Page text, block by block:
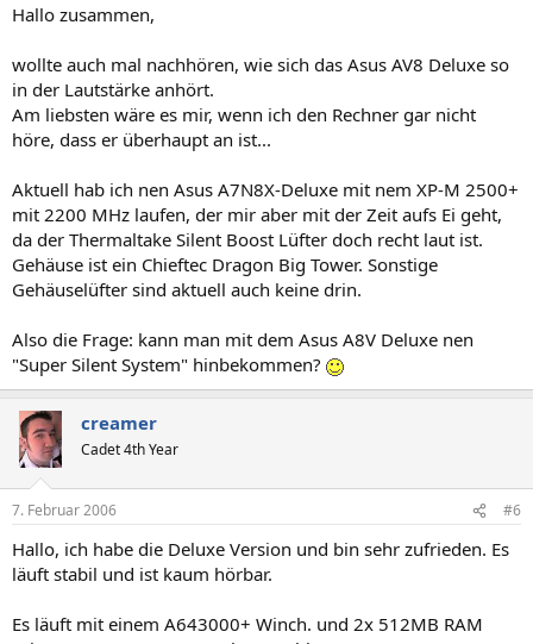
Hallo zusammen,
wollte auch mal nachhören, wie sich das Asus AV8 Deluxe so
in der Lautstärke anhört.
Am liebsten wäre es mir, wenn ich den Rechner gar nicht
höre, dass er überhaupt an ist...
Aktuell hab ich nen Asus A7N8X-Deluxe mit nem XP-M 2500+
mit 2200 MHz laufen, der mir aber mit der Zeit aufs Ei geht,
da der Thermaltake Silent Boost Lüfter doch recht laut ist.
Gehäuse ist ein Chieftec Dragon Big Tower. Sonstige
Gehäuselüfter sind aktuell auch keine drin.
Also die Frage: kann man mit dem Asus A8V Deluxe nen
"Super Silent System" hinbekommen?
creamer
Cadet 4th Year
7. Februar 2006 #6
Hallo, ich habe die Deluxe Version und bin sehr zufrieden. Es
läuft stabil und ist kaum hörbar.
Es läuft mit einem A643000+ Winch. und 2x 512MB RAM